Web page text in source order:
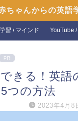
ちゃんからの英語
習 / マインド YouTube
PR
きる！英語
つの方法
2023年4月8